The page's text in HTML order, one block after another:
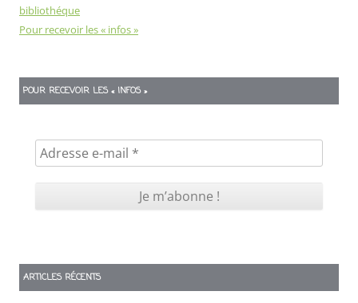
bibliothéque
Pour recevoir les « infos »
POUR RECEVOIR LES « INFOS »
ARTICLES RÉCENTS